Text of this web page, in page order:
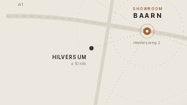
A1
HILVERSUM
± 10 min
SHOWROOM
BAARN
Hermesweg 2